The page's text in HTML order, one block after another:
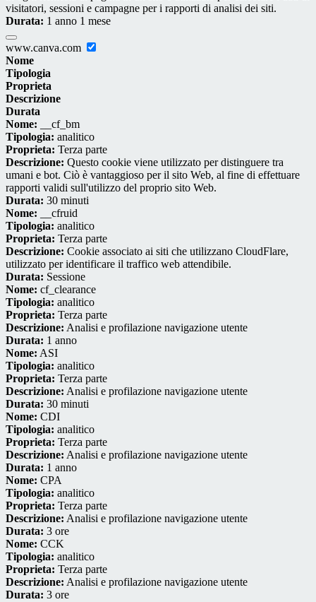
visitatori, sessioni e campagne per i rapporti di analisi dei siti.
Durata: 1 anno 1 mese
www.canva.com
Nome
Tipologia
Proprieta
Descrizione
Durata
Nome: __cf_bm
Tipologia: analitico
Proprieta: Terza parte
Descrizione: Questo cookie viene utilizzato per distinguere tra
umani e bot. Ciò è vantaggioso per il sito Web, al fine di effettuare
rapporti validi sull'utilizzo del proprio sito Web.
Durata: 30 minuti
Nome: __cfruid
Tipologia: analitico
Proprieta: Terza parte
Descrizione: Cookie associato ai siti che utilizzano CloudFlare,
utilizzato per identificare il traffico web attendibile.
Durata: Sessione
Nome: cf_clearance
Tipologia: analitico
Proprieta: Terza parte
Descrizione: Analisi e profilazione navigazione utente
Durata: 1 anno
Nome: ASI
Tipologia: analitico
Proprieta: Terza parte
Descrizione: Analisi e profilazione navigazione utente
Durata: 30 minuti
Nome: CDI
Tipologia: analitico
Proprieta: Terza parte
Descrizione: Analisi e profilazione navigazione utente
Durata: 1 anno
Nome: CPA
Tipologia: analitico
Proprieta: Terza parte
Descrizione: Analisi e profilazione navigazione utente
Durata: 3 ore
Nome: CCK
Tipologia: analitico
Proprieta: Terza parte
Descrizione: Analisi e profilazione navigazione utente
Durata: 3 ore